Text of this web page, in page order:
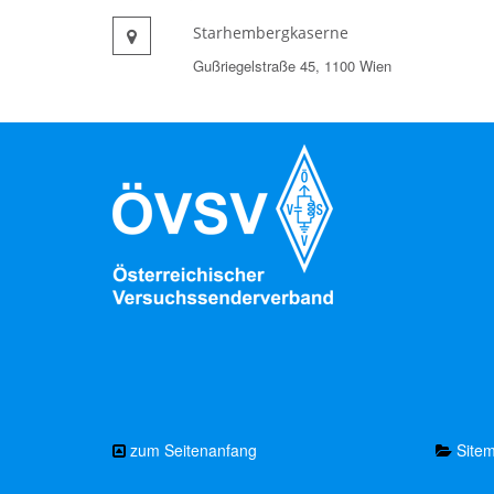
Starhembergkaserne
Gußriegelstraße 45, 1100 Wien
zum Seitenanfang